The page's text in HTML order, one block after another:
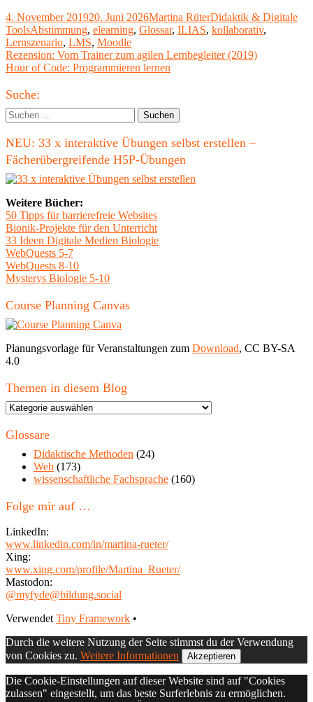
Veröffentlicht
am
4. November 201920. Juni 2026Autor
Martina RüterKategorien
Didaktik & Digitale
ToolsSchlagwörter
Abstimmung, elearning, Glossar, ILIAS, kollaborativ,
Lernszenario, LMS, Moodle
Beitragsnavigation
Vorheriger
Beitrag:
Rezension: Vom Trainer zum agilen Lernbegleiter (2019)
Nächster
Hour of Code: Programmieren lernen
Haupt-
Seitenleiste
Suche:
Suchen
nach:
NEU: 33 x interaktive Übungen selbst erstellen –
Fächerübergreifende H5P-Übungen
Weitere Bücher:
50 Tipps für barrierefreie Websites
Bionik-Projekte für den Unterricht
33 Ideen Digitale Medien Biologie
WebQuests 5-7
WebQuests 8-10
Mysterys Biologie 5-10
Course Planning Canvas
Planungsvorlage für Veranstaltungen zum Download, CC BY-SA
4.0
Themen in diesem Blog
Themen
diesem
Glossare
Didaktische Methoden (24)
Web (173)
wissenschaftliche Fachsprache (160)
Folge mir auf …
LinkedIn:
www.linkedin.com/in/martina-rueter/
Xing:
www.xing.com/profile/Martina_Rueter/
Mastodon:
@myfyde@bildung.social
Footer
Inhalt
Verwendet Tiny Framework •
Durch die weitere Nutzung der Seite stimmst du der Verwendung
von Cookies zu. Weitere Informationen Akzeptieren
Die Cookie-Einstellungen auf dieser Website sind auf "Cookies
zulassen" eingestellt, um das beste Surferlebnis zu ermöglichen.